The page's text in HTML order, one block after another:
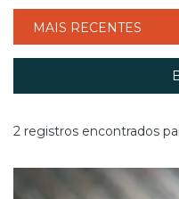
MAIS RECENTES
2 registros encontrados